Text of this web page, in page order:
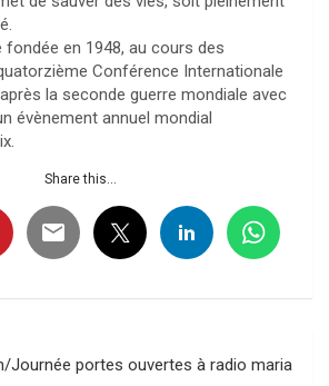
en 1948, au cours des
Conférence Internationale
la seconde guerre mondiale avec
évènement annuel mondial
Share this...
Journée portes ouvertes à radio maria